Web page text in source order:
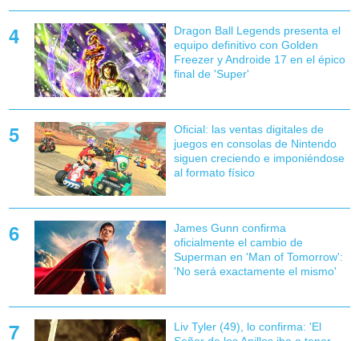
Dragon Ball Legends presenta el
equipo definitivo con Golden
Freezer y Androide 17 en el épico
final de 'Super'
Oficial: las ventas digitales de
juegos en consolas de Nintendo
siguen creciendo e imponiéndose
al formato físico
James Gunn confirma
oficialmente el cambio de
Superman en 'Man of Tomorrow':
'No será exactamente el mismo'
Liv Tyler (49), lo confirma: 'El